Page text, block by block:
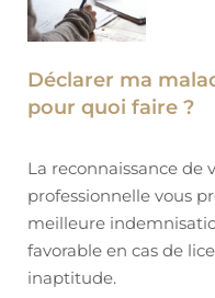
Déclarer ma
pour quoi faire ?
La reconnaissance de
professionnelle vous
meilleure
favorable en cas de
inaptitude.